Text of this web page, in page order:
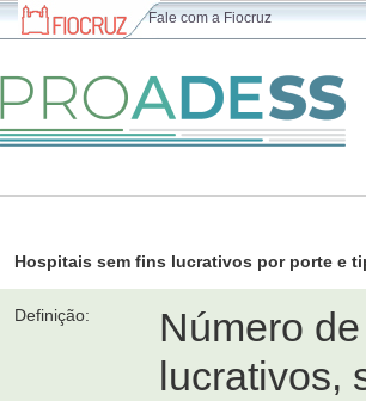
Fale com a Fiocruz
Hospitais sem fins lucrativos por porte e
Definição:
Número
lucrativos,